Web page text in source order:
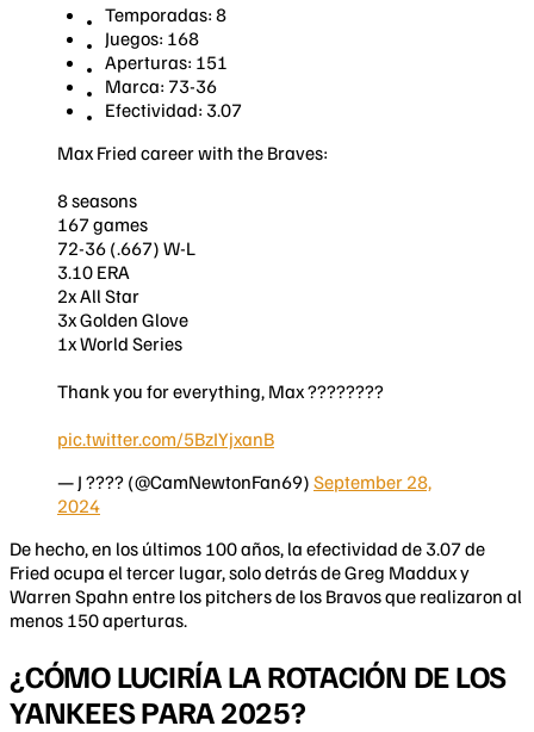
Temporadas: 8
Juegos: 168
Aperturas: 151
Marca: 73-36
Efectividad: 3.07
Max Fried career with the Braves:
8 seasons
167 games
72-36 (.667) W-L
3.10 ERA
2x All Star
3x Golden Glove
1x World Series
Thank you for everything, Max ????????
pic.twitter.com/5BzIYjxanB
— J ???? (@CamNewtonFan69) September 28,
2024
De hecho, en los últimos 100 años, la efectividad de 3.07 de
Fried ocupa el tercer lugar, solo detrás de Greg Maddux y
Warren Spahn entre los pitchers de los Bravos que realizaron al
menos 150 aperturas.
¿CÓMO LUCIRÍA LA ROTACIÓN DE LOS
YANKEES PARA 2025?